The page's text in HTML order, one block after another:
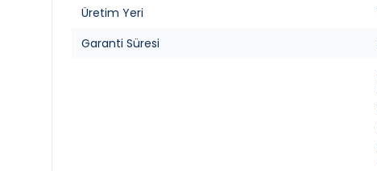
Üretim Yeri
Garanti Süresi